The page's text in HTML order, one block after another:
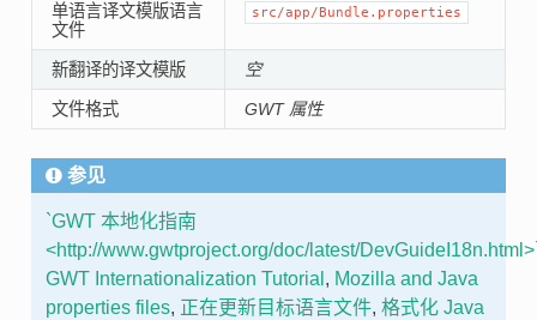
单语言译文模版语言
文件
src/app/Bundle.properties
新翻译的译文模版 空
文件格式 GWT 属性
参见
`GWT 本地化指南
<http://www.gwtproject.org/doc/latest/
GWT Internationalization Tutorial , Mozilla and Java
properties files, 正在更新目标语言文件, 格式化 Java